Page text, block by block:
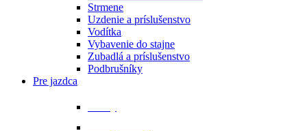
Strmene
Uzdenie a príslušenstvo
Vodítka
Vybavenie do stajne
Zubadlá a príslušenstvo
Podbrušníky
Pre jazdca